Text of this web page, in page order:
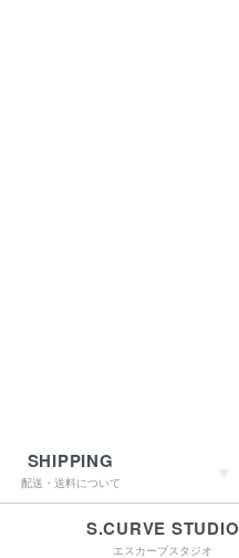
SHIPPING
配送・送料について
S.CURVE STUDIO
エスカーブスタジオ